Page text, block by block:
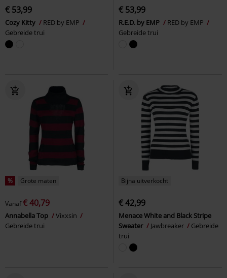
€ 53,99
Cozy Kitty
RED by EMP
Gebreide trui
€ 53,99
R.E.D. by EMP
RED by EMP
Gebreide trui
% Grote maten
Vanaf€ 40,79
Annabella Top
Vixxsin
Gebreide trui
Bijna uitverkocht
€ 42,99
Menace White and Black Stripe
Sweater
Jawbreaker
Gebreide
trui